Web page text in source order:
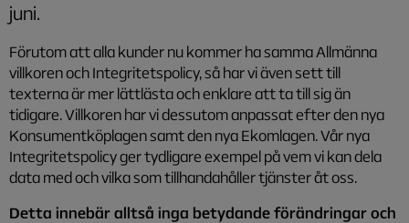
juni.
Förutom att alla kunder nu kommer ha samma Allmänna
villkoren och Integritetspolicy, så har vi även sett till
texterna är mer lättlästa och enklare att ta till sig än
tidigare. Villkoren har vi dessutom anpassat efter den nya
Konsumentköplagen samt den nya Ekomlagen. Vår nya
Integritetspolicy ger tydligare exempel på vem vi kan dela
data med och vilka som tillhandahåller tjänster åt oss.
Detta innebär alltså inga betydande förändringar och